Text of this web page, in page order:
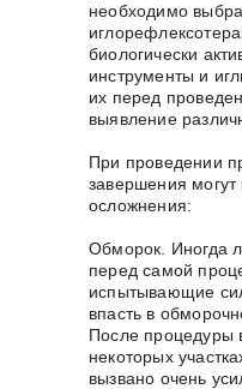
необходимо
биологически
инструменты и
их перед
выявление
При проведении
завершения
осложнения:
Обморок. Иногда
перед самой
испытывающие
впасть в
После процедуры
некоторых
вызвано очень